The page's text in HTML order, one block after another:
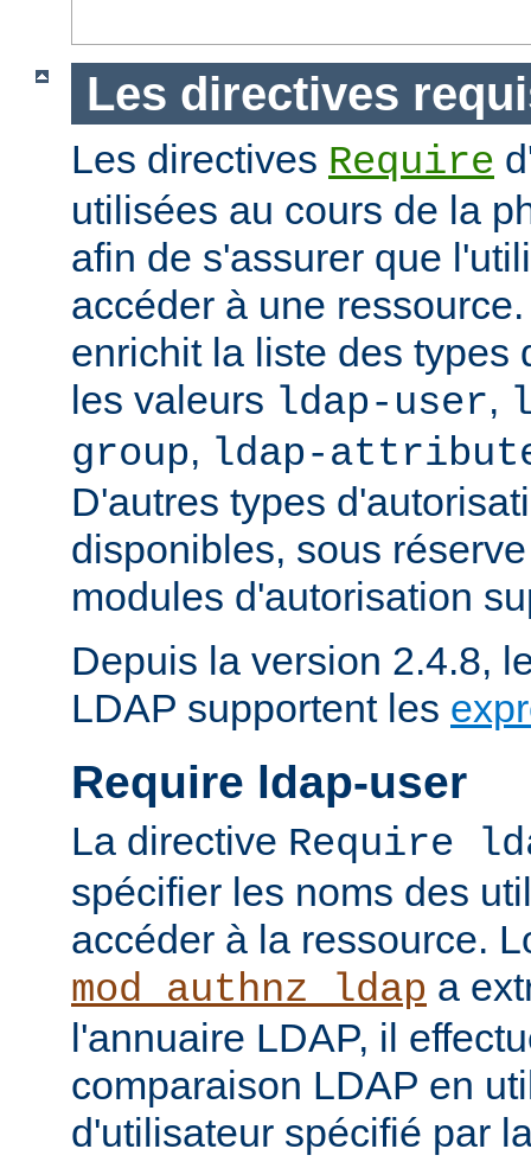
Les directives
Les directives Require
utilisées au cours de la
afin de s'assurer que
accéder à une
enrichit la liste des types
les valeurs ldap-user,
group, ldap-
D'autres types
disponibles, sous
modules d'autorisation
Depuis la version 2.4.8,
LDAP supportent les
Require ldap-user
La directive Require
spécifier les noms des
accéder à la ressource.
mod_authnz_ldap a
l'annuaire LDAP, il
comparaison LDAP en
d'utilisateur spécifié par